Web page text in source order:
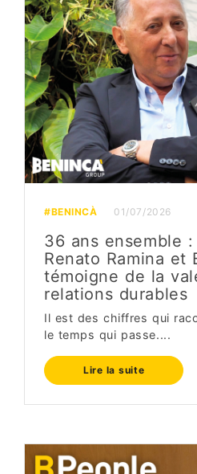
#BENINCÀ 01/07/2026
36 ans ensemble :
Renato Ramina et
témoigne de la
relations durables
Il est des chiffres qui
le temps qui passe....
Lire la suite